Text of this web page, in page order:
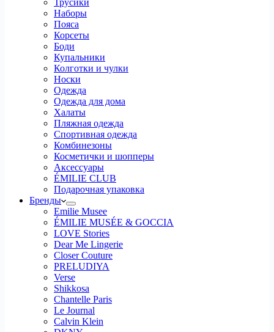
Трусики
Наборы
Пояса
Корсеты
Боди
Купальники
Колготки и чулки
Носки
Одежда
Одежда для дома
Халаты
Пляжная одежда
Спортивная одежда
Комбинезоны
Косметички и шопперы
Аксессуары
ÉMILIE CLUB
Подарочная упаковка
Бренды
Emilie Musee
ÉMILIE MUSÉE & GOCCIA
LOVE Stories
Dear Me Lingerie
Closer Couture
PRELUDIYA
Verse
Shikkosa
Chantelle Paris
Le Journal
Calvin Klein